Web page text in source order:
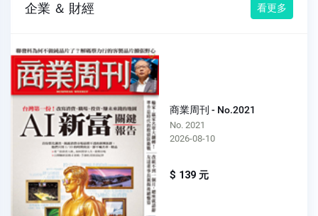
企業 ＆ 財經 看更多
商業周刊 - No.2021
No. 2021
2026-08-10
$ 139 元